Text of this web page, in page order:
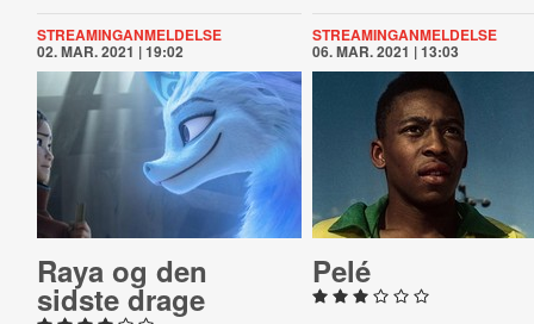
STREAMINGANMELDELSE
02. MAR. 2021 | 19:02
Raya og den
sidste drage
STREAMINGANMELDELSE
06. MAR. 2021 | 13:03
Pelé